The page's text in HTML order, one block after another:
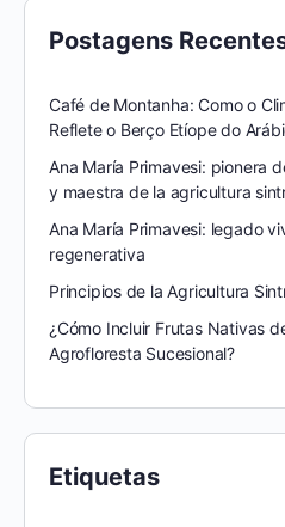
Postagens
Café de Montanha: Como o
Reflete o Berço Etíope do
Ana María Primavesi: pionera
y maestra de la agricultura
Ana María Primavesi: legado
regenerativa
Principios de la Agricultura
¿Cómo Incluir Frutas Nativas
Agrofloresta Sucesional?
Etiquetas